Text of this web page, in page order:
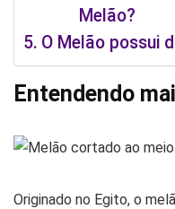
Melão?
O Melão possui
Entendendo
Originado no Egito, o